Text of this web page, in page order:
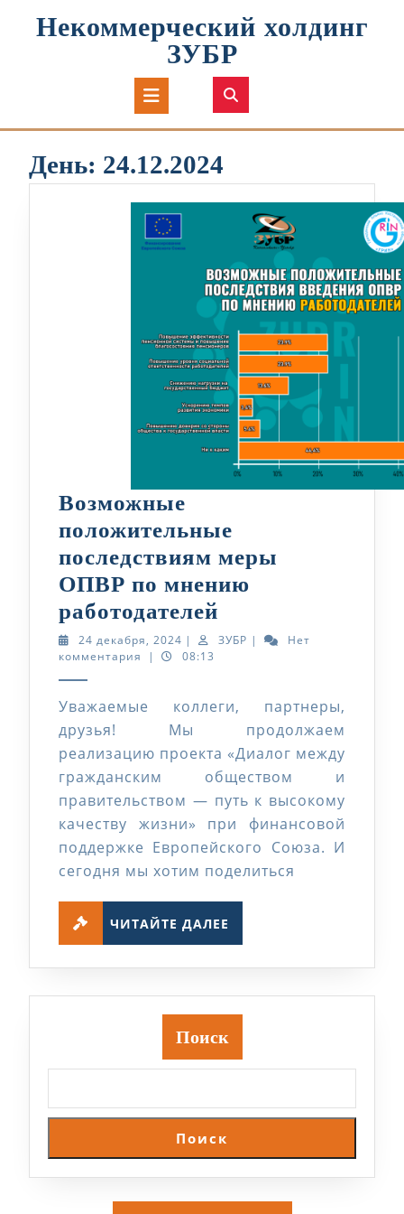
Некоммерческий холдинг
ЗУБР
Кнопка
Открыть
День: 24.12.2024
Возможные
положительные
последствиям меры
ОПВР по мнению
работодателей
положительные
ОПВР
по
мнению
работодателей
24 декабря, 2024 24
декабря,
| ЗУБР ЗУБР
|
Нет
комментария
| 08:13
Уважаемые коллеги, партнеры,
друзья! Мы продолжаем
реализацию проекта «Диалог между
гражданским обществом и
правительством — путь к высокому
качеству жизни» при финансовой
поддержке Европейского Союза. И
сегодня мы хотим поделиться
ЧИТАЙТЕ ДАЛЕЕ
Поиск
Поиск